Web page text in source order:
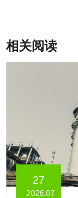
相关阅读
27
2026.07